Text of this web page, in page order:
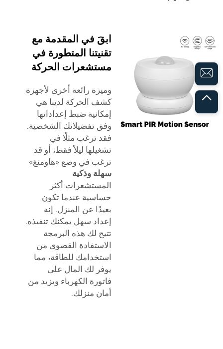
ابقَ في المقدمة مع
تقنيتنا المتطورة في
مستشعرات الحركة
وميزة رائعة أخرى لأجهزة
كشف الحركة لدينا هي
إمكانية ضبط إعداداتها
وفق تفضيلاتك الشخصية.
فقد ترغب مثلًا في
تشغيلها ليلاً فقط، أو قد
ترغب في وضع «هاومنغ»
سهلة وذكية
المستشعرات أكثر
حساسية عندما تكون
بعيدًا عن المنزل. إنه
إعداد سهل يمكنك تنفيذه.
تتيح لك هذه البرمجة
الاستفادة القصوى من
استخدامك للطاقة، مما
يوفر لك المال على
فاتورة الكهرباء ويزيد من
أمان منزلك.